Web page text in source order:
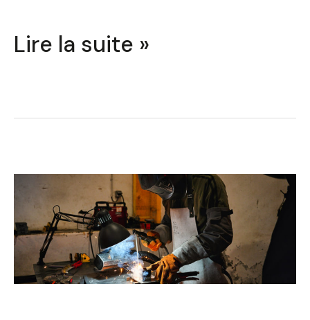
Lire la suite »
Initiation
à
la
soudure
à